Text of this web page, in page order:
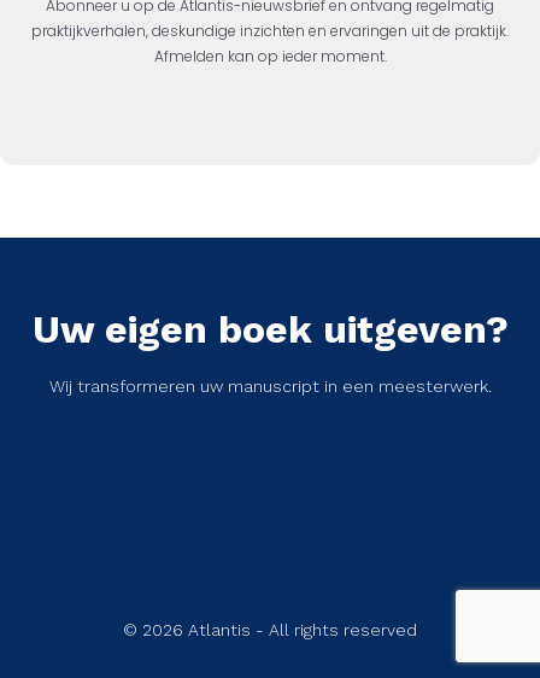
Abonneer u op de Atlantis-nieuwsbrief en ontvang regelmatig
praktijkverhalen, deskundige inzichten en ervaringen uit de praktijk.
Afmelden kan op ieder moment.
Uw eigen boek uitgeven?
Wij transformeren uw manuscript in een meesterwerk.
© 2026 Atlantis - All rights reserved